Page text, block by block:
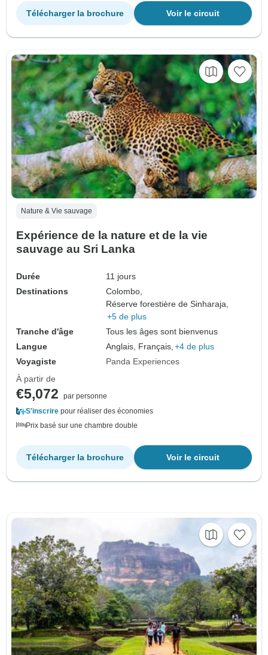
Voir le circuit
Télécharger la brochure
Nature & Vie sauvage
Expérience de la nature et de la vie
sauvage au Sri Lanka
Durée
11 jours
Destinations
Colombo,
Réserve forestière de Sinharaja,
+5 de plus
Tranche d'âge
Tous les âges sont bienvenus
Langue
Anglais, Français, +4 de plus
Voyagiste
Panda Experiences
À partir de
€5,072
par personne
S'inscrire pour réaliser des économies
Prix basé sur une chambre double
Voir le circuit
Télécharger la brochure